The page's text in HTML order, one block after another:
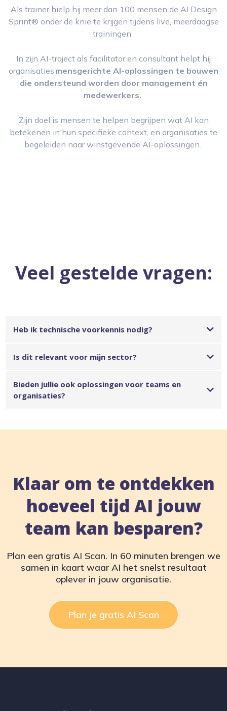
Als trainer hielp hij meer dan 100 mensen de AI Design
Sprint® onder de knie te krijgen tijdens live, meerdaagse
trainingen.
In zijn AI-traject als facilitator en consultant helpt hij
organisaties mensgerichte AI-oplossingen te bouwen
die ondersteund worden door management én
medewerkers.
Zijn doel is mensen te helpen begrijpen wat AI kan
betekenen in hun specifieke context, en organisaties te
begeleiden naar winstgevende AI-oplossingen.
Veel gestelde vragen:
Heb ik technische voorkennis nodig?
Is dit relevant voor mijn sector?
Bieden jullie ook oplossingen voor teams en
organisaties?
Klaar om te ontdekken
hoeveel tijd AI jouw
team kan besparen?
Plan een gratis AI Scan. In 60 minuten brengen we
samen in kaart waar AI het snelst resultaat
oplever in jouw organisatie.
Plan je gratis AI Scan